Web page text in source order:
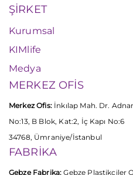
ŞİRKET
Kurumsal
KIMlife
Medya
MERKEZ OFİS
Merkez Ofis:İnkılap Mah. Dr.
No:13, B Blok, Kat:2, İç Kapı No:6
34768, Ümraniye/İstanbul
FABRİKA
Gebze Fabrika: Gebze Plastikçiler